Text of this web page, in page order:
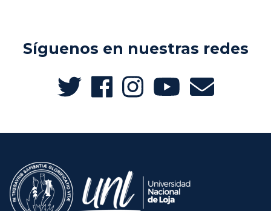
Síguenos en nuestras redes